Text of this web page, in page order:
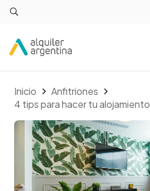
Inicio
Anfitriones
4 tips para hacer tu